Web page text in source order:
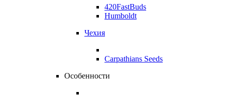
420FastBuds
Humboldt
Чехия
Carpathians Seeds
Особенности